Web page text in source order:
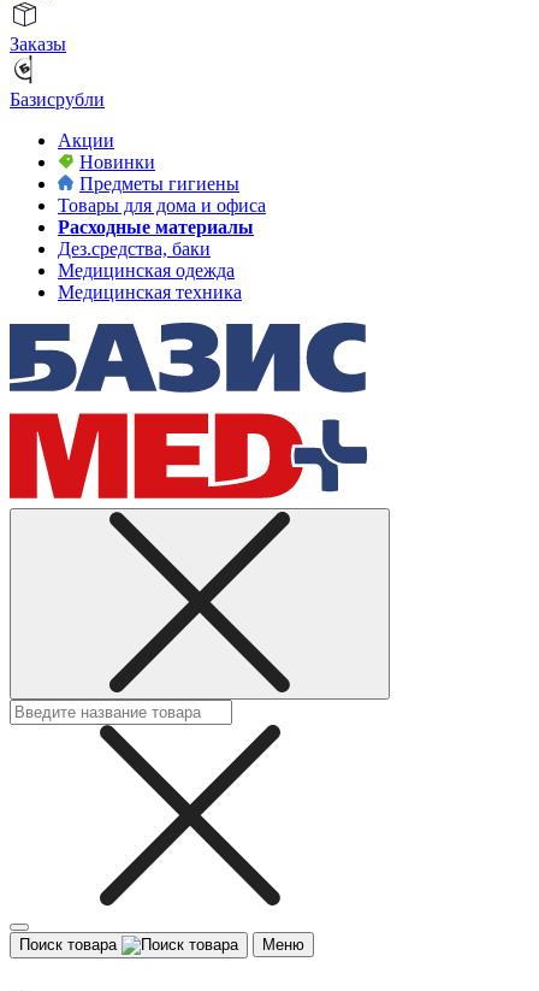
Заказы
Базисрубли
Акции
Новинки
Предметы гигиены
Товары для дома и офиса
Расходные материалы
Дез.средства, баки
Медицинская одежда
Медицинская техника
Поиск товара Меню